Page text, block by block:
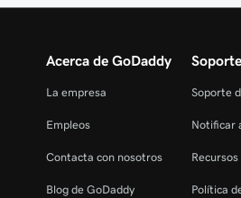
Acerca de GoDaddy
La empresa
Empleos
Contacta con nosotros
Blog de GoDaddy
Soporte
Soporte
Notificar
Recursos
Política